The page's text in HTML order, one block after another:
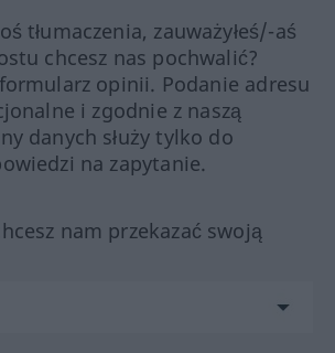
tłumaczenia, zauważyłeś/-aś
chcesz nas pochwalić?
opinii. Podanie adresu
i zgodnie z naszą
danych służy tylko do
na zapytanie.
nam przekazać swoją